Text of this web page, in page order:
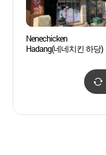
Nenechicken
Hadang(네네치킨 하당)